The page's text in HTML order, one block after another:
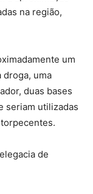
na região,
um
droga, uma
duas bases
seriam utilizadas
de